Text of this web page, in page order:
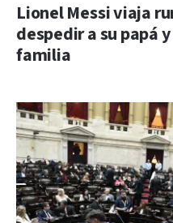
Lionel Messi viaja
despedir a su papá
familia